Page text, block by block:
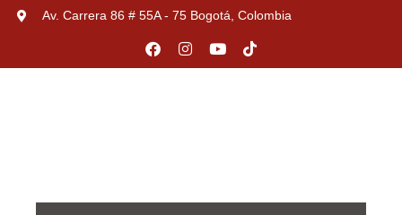
Av. Carrera 86 # 55A - 75 Bogotá, Colombia